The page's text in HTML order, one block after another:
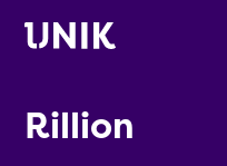
Rillion